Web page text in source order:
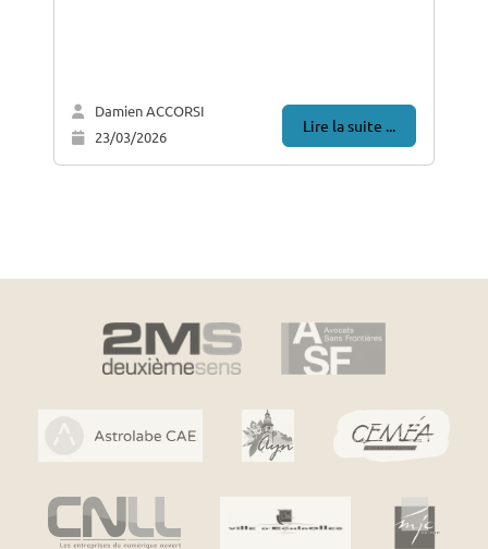
Damien ACCORSI
23/03/2026
Lire la suite ...